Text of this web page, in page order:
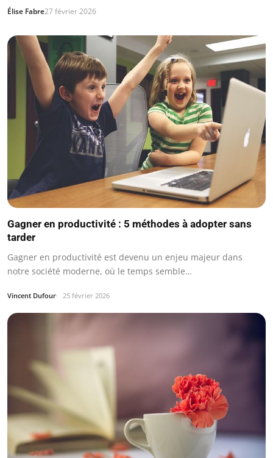
Élise Fabre27 février 2026
Gagner en productivité : 5 méthodes à adopter sans
tarder
Gagner en productivité est devenu un enjeu majeur dans
notre société moderne, où le temps semble…
Vincent Dufour 25 février 2026